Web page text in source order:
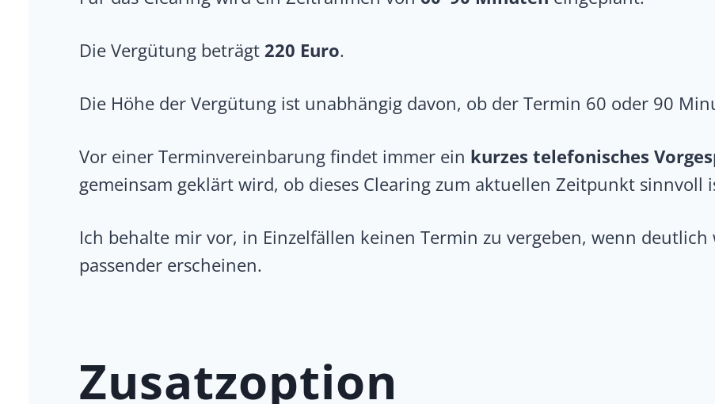
Die Vergütung beträgt 220 Euro.
Die Höhe der Vergütung ist unabhängig davon, ob der Termin 60 oder 90
Vor einer Terminvereinbarung findet immer ein kurzes telefonisches
gemeinsam geklärt wird, ob dieses Clearing zum aktuellen Zeitpunkt sinnvoll
Ich behalte mir vor, in Einzelfällen keinen Termin zu vergeben, wenn deutlich
passender erscheinen.
Zusatzoption